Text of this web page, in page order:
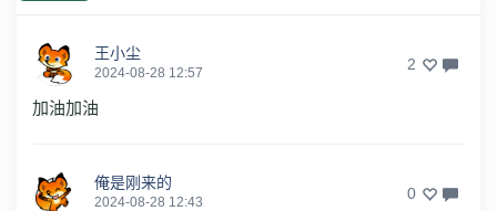
王小尘
2024-08-28 12:57 2
加油加油
俺是刚来的
2024-08-28 12:43 0